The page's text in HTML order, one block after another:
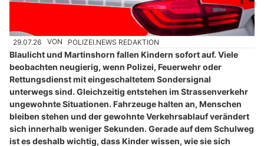
29.07.26 VON POLIZEI.NEWS REDAKTION
Blaulicht und Martinshorn fallen Kindern sofort auf. Viele
beobachten neugierig, wenn Polizei, Feuerwehr oder
Rettungsdienst mit eingeschaltetem Sondersignal
unterwegs sind. Gleichzeitig entstehen im Strassenverkehr
ungewohnte Situationen. Fahrzeuge halten an, Menschen
bleiben stehen und der gewohnte Verkehrsablauf verändert
sich innerhalb weniger Sekunden. Gerade auf dem Schulweg
ist es deshalb wichtig, dass Kinder wissen, wie sie sich